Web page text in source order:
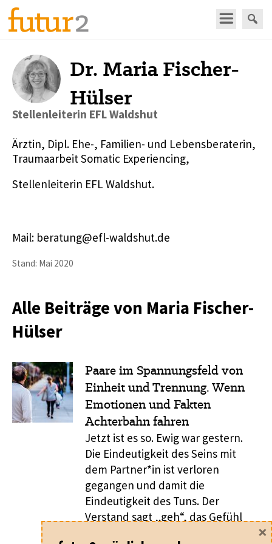
Dr. Maria Fischer-
Hülser
Stellenleiterin EFL Waldshut
Ärztin, Dipl. Ehe-, Familien- und Lebensberaterin,
Traumaarbeit Somatic Experiencing,
Stellenleiterin EFL Waldshut.
Mail: beratung@efl-waldshut.de
Stand: Mai 2020
Alle Beiträge von Maria Fischer-
Hülser
Paare im Spannungsfeld von
Einheit und Trennung. Wenn
Emotionen und Fakten
Achterbahn fahren
Jetzt ist es so. Ewig war gestern.
Die Eindeutigkeit des Seins mit
dem Partner*in ist verloren
gegangen und damit die
Eindeutigkeit des Tuns. Der
Verstand sagt „geh“, das Gefühl
×